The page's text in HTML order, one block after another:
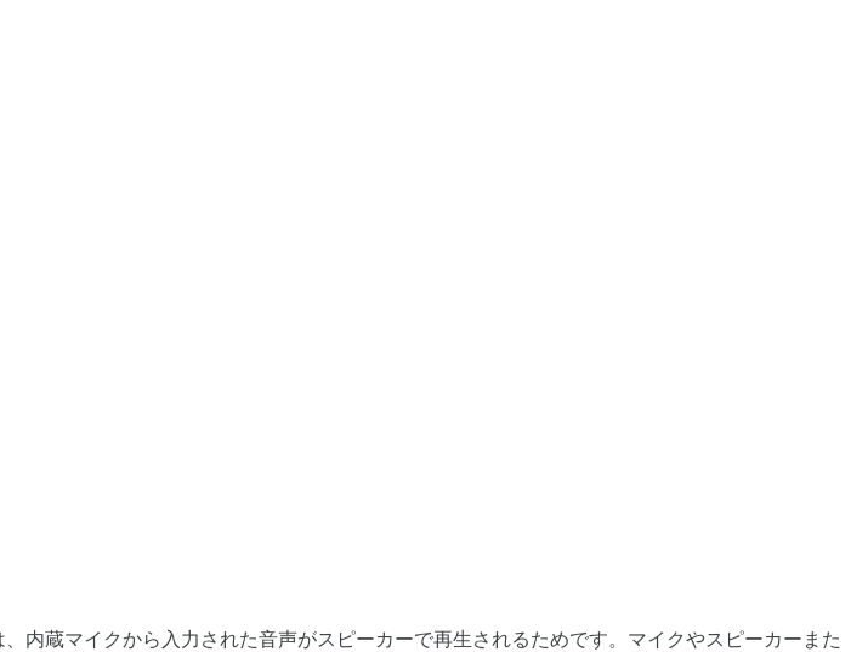
内蔵マイクから入力された音声がスピーカーで再生されるためです。マイクやスピーカーまた